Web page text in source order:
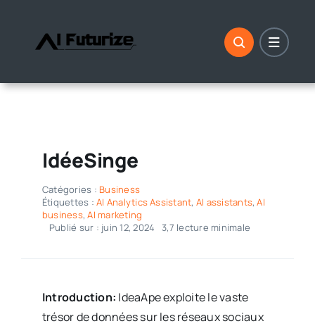
contenu
IdéeSinge
Catégories : Business
Étiquettes :AI Analytics Assistant, AI assistants,AI
business,AI marketing
Publié sur : juin 12, 2024
3,7 lecture minimale
Introduction: IdeaApe exploite le vaste
trésor de données sur les réseaux sociaux